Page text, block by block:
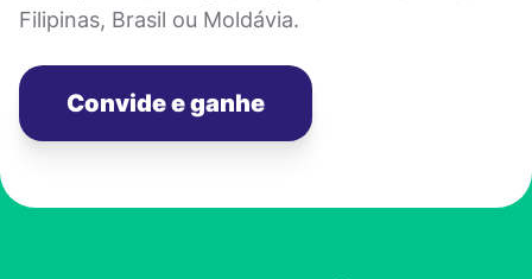
Filipinas, Brasil ou Moldávia.
Convide e ganhe